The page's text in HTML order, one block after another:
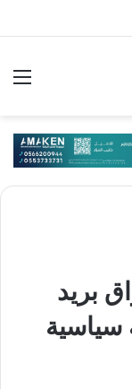
بريد
سياسية